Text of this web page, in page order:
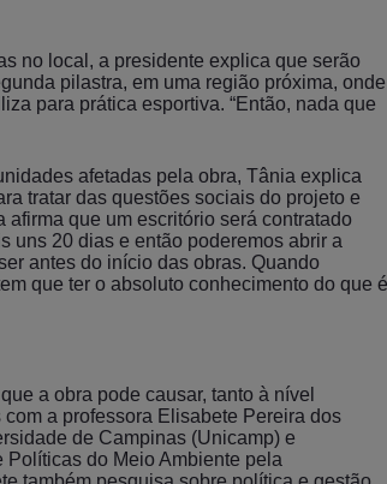
no local, a presidente explica que serão
pilastra, em uma região próxima, onde
para prática esportiva. “Então, nada que
afetadas pela obra, Tânia explica
tratar das questões sociais do projeto e
que um escritório será contratado
uns 20 dias e então poderemos abrir a
antes do início das obras. Quando
que ter o absoluto conhecimento do que é
a obra pode causar, tanto à nível
a professora Elisabete Pereira dos
de Campinas (Unicamp) e
do Meio Ambiente pela